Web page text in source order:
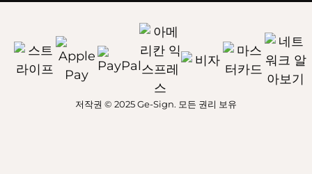
저작권 © 2025 Ge-Sign. 모든 권리 보유